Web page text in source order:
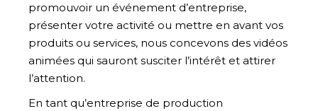
promouvoir un événement d’entreprise,
présenter votre activité ou mettre en avant vos
produits ou services, nous concevons des vidéos
animées qui sauront susciter l’intérêt et attirer
l’attention.
En tant qu’entreprise de production